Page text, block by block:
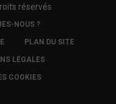
réservés
NOUS ?
PLAN DU SITE
LÉGALES
COOKIES